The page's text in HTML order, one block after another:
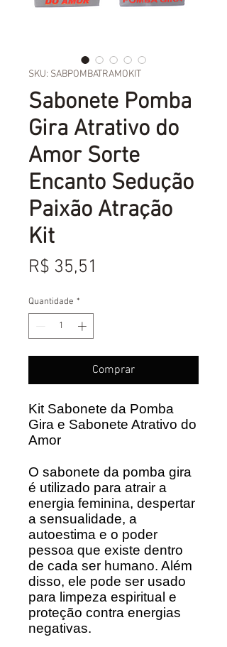
SKU: SABPOMBATRAMOKIT
Sabonete Pomba
Gira Atrativo do
Amor Sorte
Encanto Sedução
Paixão Atração
Kit
R$ 35,51
Quantidade *
Comprar
Kit Sabonete da Pomba
Gira e Sabonete Atrativo do
Amor
O sabonete da pomba gira
é utilizado para atrair a
energia feminina, despertar
a sensualidade, a
autoestima e o poder
pessoa que existe dentro
de cada ser humano. Além
disso, ele pode ser usado
para limpeza espiritual e
proteção contra energias
negativas.